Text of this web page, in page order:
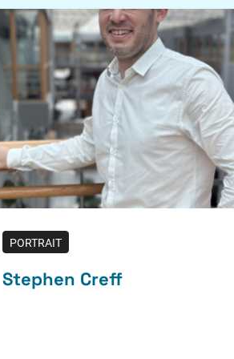
PORTRAIT
Stephen Creff